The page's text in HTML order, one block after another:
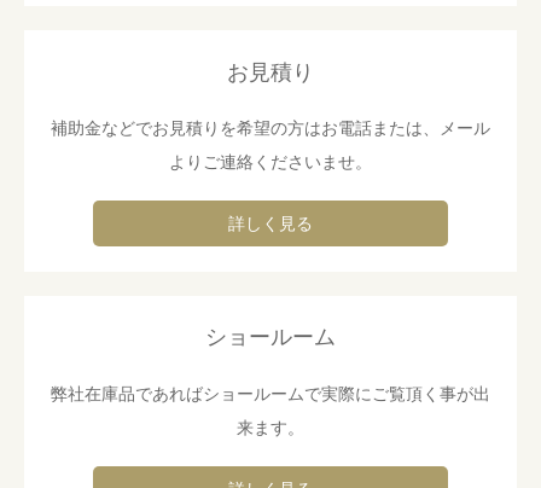
お見積り
補助金などでお見積りを希望の方はお電話または、メール
よりご連絡くださいませ。
詳しく見る
ショールーム
弊社在庫品であればショールームで実際にご覧頂く事が出
来ます。